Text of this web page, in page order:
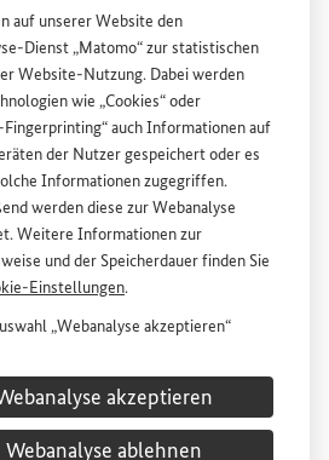
auf unsererWebsite den
Dienst „Matomo“ zur statistischen
Website-Nutzung. Dabei werden
wie „Cookies“ oder
-Fingerprinting“ auch Informationen auf
der Nutzer gespeichert oder es
Informationen zugegriffen.
werden diese zur Webanalyse
Weitere Informationen zur
und der Speicherdauer finden Sie
-Einstellungen.
„Webanalyse akzeptieren“
auf derWebsitedes
für wirtschaftliche
und Zusammenarbeit (BMZ) zu.
akzeptieren
Webanalyse ablehnen
Zusammenarbeit und